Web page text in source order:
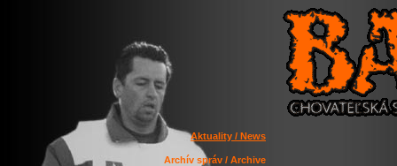
Aktuality / News
Archív správ / Archive